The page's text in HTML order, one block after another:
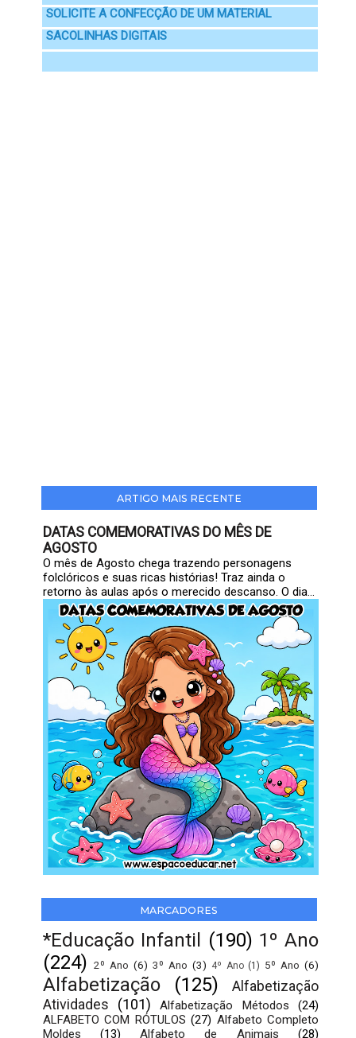
SOLICITE A CONFECÇÃO DE UM MATERIAL
SACOLINHAS DIGITAIS
ARTIGO MAIS RECENTE
DATAS COMEMORATIVAS DO MÊS DE
AGOSTO
O mês de Agosto chega trazendo personagens
folclóricos e suas ricas histórias! Traz ainda o
retorno às aulas após o merecido descanso. O dia...
MARCADORES
*Educação Infantil (190) 1º Ano
(224) 2º Ano (6) 3º Ano (3) 4º Ano (1) 5º Ano (6)
Alfabetização (125)
Alfabetização
Atividades
(101) Alfabetização Métodos
(24)
ALFABETO COM RÓTULOS (27) Alfabeto Completo
Moldes
(13) Alfabeto de Animais (28)